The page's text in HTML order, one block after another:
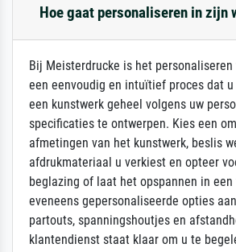
Hoe gaat personaliseren in zijn
Bij Meisterdrucke is het
een eenvoudig en intuïtief proces dat
een kunstwerk geheel volgens uw
specificaties te ontwerpen. Kies een
afmetingen van het kunstwerk, beslis
afdrukmateriaal u verkiest en opteer
beglazing of laat het opspannen in
eveneens gepersonaliseerde opties
partouts, spanningshoutjes en
klantendienst staat klaar om u te